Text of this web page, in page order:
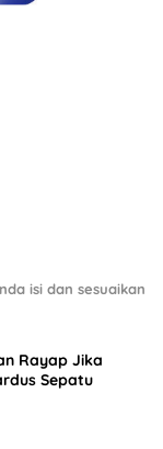
isi dan sesuaikan
Rayap Jika
Sepatu